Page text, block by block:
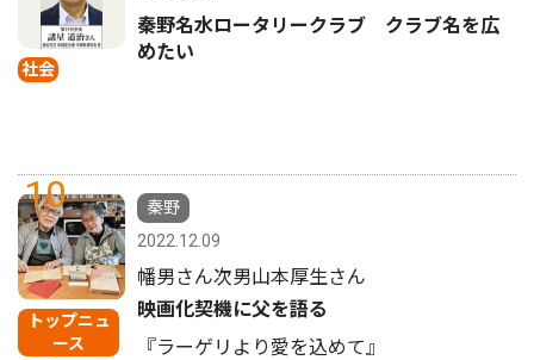
社会
秦野名水ロータリークラブ クラブ名を広
めたい
10
トップニュ
ース
秦野
2022.12.09
幡男さん次男山本厚生さん
映画化契機に父を語る
『ラーゲリより愛を込めて』